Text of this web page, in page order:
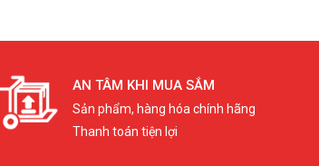
AN TÂM KHI MUA SẮM
Sản phẩm, hàng hóa chính hãng
Thanh toán tiện lợi